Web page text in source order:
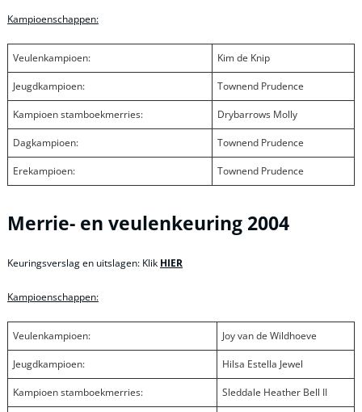
Kampioenschappen:
Veulenkampioen: Kim de Knip
Jeugdkampioen: Townend Prudence
Kampioen stamboekmerries: Drybarrows Molly
Dagkampioen: Townend Prudence
Erekampioen: Townend Prudence
Merrie- en veulenkeuring 2004
Keuringsverslag en uitslagen: Klik HIER
Kampioenschappen:
Veulenkampioen: Joy van de Wildhoeve
Jeugdkampioen: Hilsa Estella Jewel
Kampioen stamboekmerries: Sleddale Heather Bell II